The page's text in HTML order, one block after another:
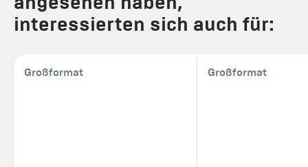
interessierten sich auch für:
Großformat Großformat